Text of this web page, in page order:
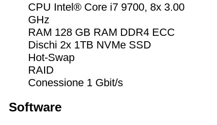
CPU Intel® Core i7 9700, 8x 3.00
GHz
RAM 128 GB RAM DDR4 ECC
Dischi 2x 1TB NVMe SSD
Hot-Swap
RAID
Conessione 1 Gbit/s
Software